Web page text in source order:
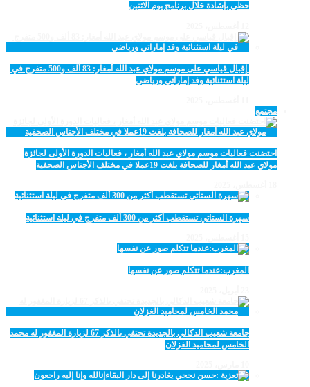
حظي بإشادة خلال برنامج يوم الاثنين
ليلة استثنائية وفد إماراتي ورياضي
مجتمع
احتضنت فعاليات موسم مولاي عبد الله أمغار ، فعاليات الدورة الأولى لجائزة
مولاي عبد الله أمغار للصحافة بلغت 19عملا في مختلف الأجناس الصحفية
سهرة الستاتي تستقطب أكثر من 300 ألف متفرج في ليلة استثنائية
المغرب:عندما تتكلم صور عن نفسها
جامعة شعيب الدكالي بالجديدة تحتفي بالذكر 67 لزيارة المغفور له محمد
الخامس لمحاميد الغزلان